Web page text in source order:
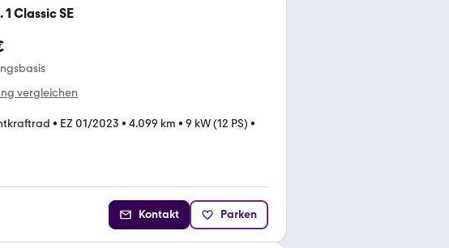
1 Classic SE
vergleichen
• EZ 01/2023 • 4.099 km • 9 kW (12 PS) •
Kontakt Parken